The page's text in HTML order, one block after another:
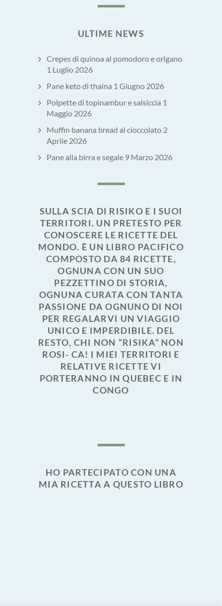
ULTIME NEWS
Crepes di quinoa al pomodoro e origano
1 Luglio 2026
Pane keto di thaina 1 Giugno 2026
Polpette di topinambur e salsiccia 1
Maggio 2026
Muffin banana bread al cioccolato 2
Aprile 2026
Pane alla birra e segale 9 Marzo 2026
SULLA SCIA DI RISIKO E I SUOI
TERRITORI. UN PRETESTO PER
CONOSCERE LE RICETTE DEL
MONDO. È UN LIBRO PACIFICO
COMPOSTO DA 84 RICETTE,
OGNUNA CON UN SUO
PEZZETTINO DI STORIA,
OGNUNA CURATA CON TANTA
PASSIONE DA OGNUNO DI NOI
PER REGALARVI UN VIAGGIO
UNICO E IMPERDIBILE. DEL
RESTO, CHI NON “RISIKA” NON
ROSI- CA! I MIEI TERRITORI E
RELATIVE RICETTE VI
PORTERANNO IN QUEBEC E IN
CONGO
HO PARTECIPATO CON UNA
MIA RICETTA A QUESTO LIBRO